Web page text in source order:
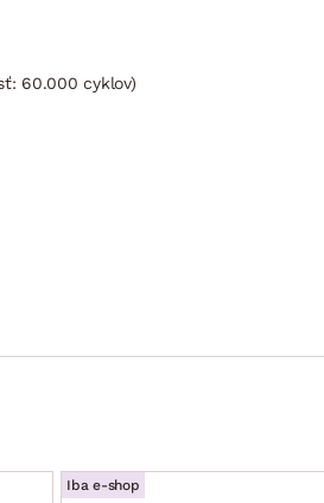
60.000 cyklov)
plocha lôžka potiahnutá látkou)
Iba e-shop